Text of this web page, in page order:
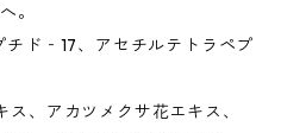
。
ド‐17、アセチルテトラペプ
、アカツメクサ花エキス、